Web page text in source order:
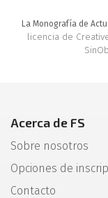
La Monografía de
licencia de
Acerca de FS
Sobre nosotros
Opciones de
Contacto